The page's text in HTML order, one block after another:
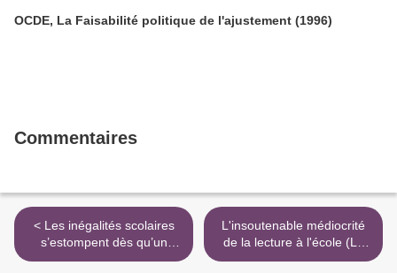
OCDE, La Faisabilité politique de l'ajustement (1996)
Commentaires
< Les inégalités scolaires
s’estompent dès qu’un
élève sait parfaitement lire
L'insoutenable médiocrité
de la lecture à l'école (Le
Monde, 12.12.2012) >